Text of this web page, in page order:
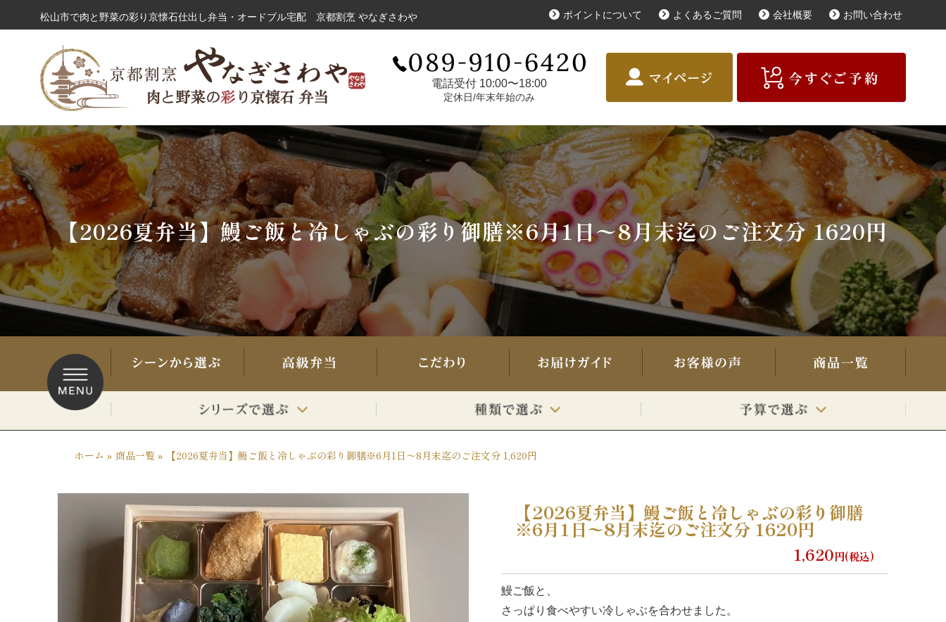
キ
ッ
プ
松山市で肉と野菜の彩り京懐石仕出し弁当・オードブル宅配 京都割烹 やなぎさわや ポイントについて よくあるご質問 会社概要 お問い合わせ
電話受付 10:00〜18:00
定休日/年末年始のみ
【2026夏弁当】鰻ご飯と冷しゃぶの彩り御膳※6月1日〜8月末迄のご注文分 1620円
シーンから選ぶ 寿司・盛り合わせ こだわり お届けガイド お客様の声
シリーズで選ぶ 種類で選ぶ 予算で選ぶ
ホーム » 商品一覧 » 【2026夏弁当】鰻ご飯と冷しゃぶの彩り御膳※6月1日〜8月末迄のご注文分 1,620円
【2026夏弁当】鰻ご飯と冷しゃぶの彩り御膳
※6月1日〜8月末迄のご注文分 1620円
1,620円(税込)
鰻ご飯と、
さっぱり食べやすい冷しゃぶを合わせました。